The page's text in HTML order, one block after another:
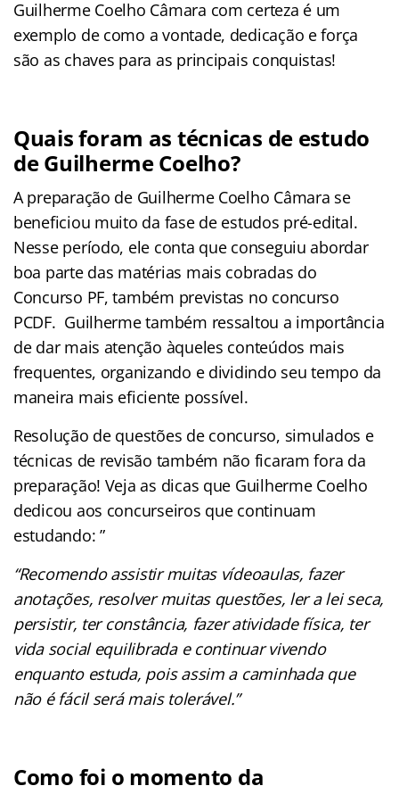
Guilherme Coelho Câmara com certeza é um
exemplo de como a vontade, dedicação e força
são as chaves para as principais conquistas!
Quais foram as técnicas de estudo
de Guilherme Coelho?
A preparação de Guilherme Coelho Câmara se
beneficiou muito da fase de estudos pré-edital.
Nesse período, ele conta que conseguiu abordar
boa parte das matérias mais cobradas do
Concurso PF, também previstas no concurso
PCDF. Guilherme também ressaltou a importância
de dar mais atenção àqueles conteúdos mais
frequentes, organizando e dividindo seu tempo da
maneira mais eficiente possível.
Resolução de questões de concurso, simulados e
técnicas de revisão também não ficaram fora da
preparação! Veja as dicas que Guilherme Coelho
dedicou aos concurseiros que continuam
estudando: ”
“Recomendo assistir muitas vídeoaulas, fazer
anotações, resolver muitas questões, ler a lei seca,
persistir, ter constância, fazer atividade física, ter
vida social equilibrada e continuar vivendo
enquanto estuda, pois assim a caminhada que
não é fácil será mais tolerável.”
Como foi o momento da